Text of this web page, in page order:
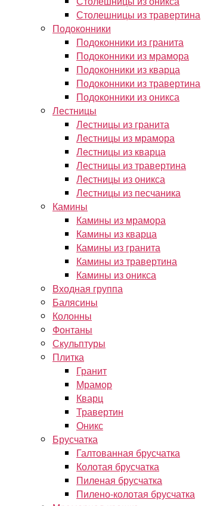
Столешницы из травертина
Подоконники
Подоконники из гранита
Подоконники из мрамора
Подоконники из кварца
Подоконники из травертина
Подоконники из оникса
Лестницы
Лестницы из гранита
Лестницы из мрамора
Лестницы из кварца
Лестницы из травертина
Лестницы из оникса
Лестницы из песчаника
Камины
Камины из мрамора
Камины из кварца
Камины из гранита
Камины из травертина
Камины из оникса
Входная группа
Балясины
Колонны
Фонтаны
Скульптуры
Плитка
Гранит
Мрамор
Кварц
Травертин
Оникс
Брусчатка
Галтованная брусчатка
Колотая брусчатка
Пиленая брусчатка
Пилено-колотая брусчатка